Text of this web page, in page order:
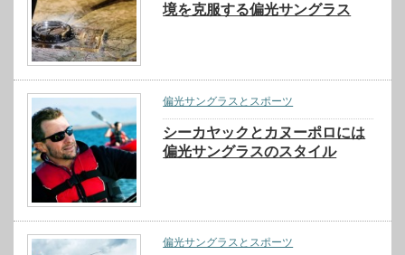
境を克服する偏光サングラス
偏光サングラスとスポーツ
シーカヤックとカヌーポロには
偏光サングラスのスタイル
偏光サングラスとスポーツ